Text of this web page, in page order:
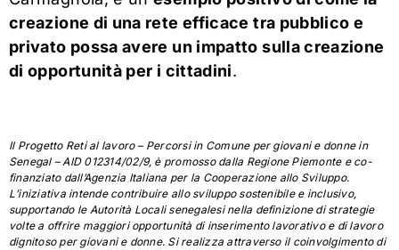
creazione di una rete efficace tra pubblico e
privato possa avere un impatto sulla creazione
di opportunità per i cittadini.
Il Progetto Reti al lavoro – Percorsi in Comune per giovani e donne in
Senegal – AID 012314/02/9, è promosso dalla Regione Piemonte e co-
finanziato dall’Agenzia Italiana per la Cooperazione allo Sviluppo.
L’iniziativa intende contribuire allo sviluppo sostenibile e inclusivo,
supportando le Autorità Locali senegalesi nella definizione di strategie
volte a offrire maggiori opportunità di inserimento lavorativo e di lavoro
dignitoso per giovani e donne. Si realizza attraverso il coinvolgimento di